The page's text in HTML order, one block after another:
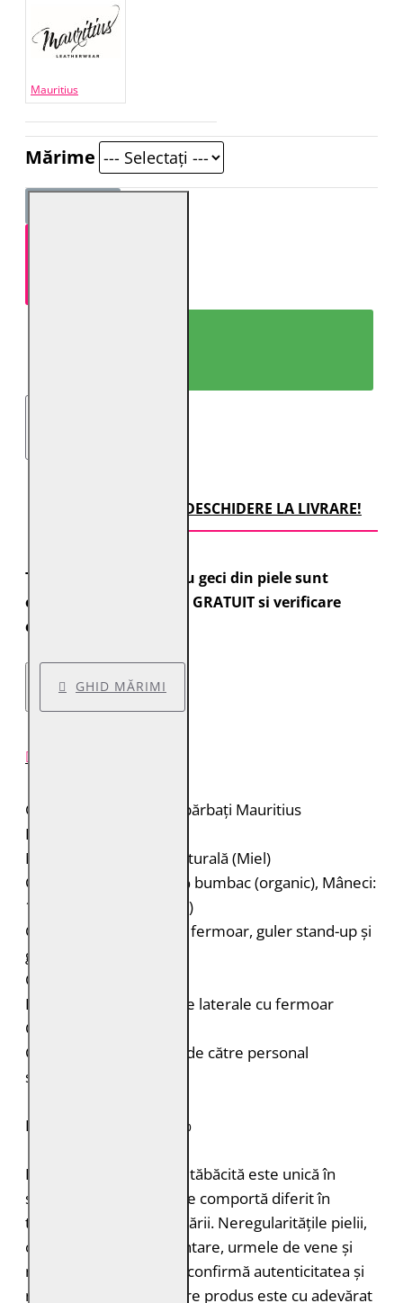
Mauritius
Mărime
TRANSPORT CU DESCHIDERE LA LIVRARE!
Toate comenzile pentru geci din piele sunt
expediate cu transport GRATUIT si verificare
colet.
GHID MĂRIMI
Geacă de piele pentru bărbați Mauritius
Brand: Mauritius
Material: 100% piele naturală (Miel)
Căptușeală: Corp: 100% bumbac (organic), Mâneci:
100% poliester (reciclat)
Geacă de piele biker cu fermoar, guler stand-up și
glugă detașabilă
Cusături decorative
Două buzunare verticale laterale cu fermoar
Croială: Comfort Fit
Curățare: Spălare doar de către personal
specializat
PIELE NATURALĂ: 100%
Fiecare bucată de piele tăbăcită este unică în
structură, grosimea și se comportă diferit în
timpul vopsirii și procesării. Neregularitățile pielii,
cum ar fi petele pigmentare, urmele de vene și
mușcăturile de insecte confirmă autenticitatea și
naturalețea pielii. Fiecare produs este cu adevărat